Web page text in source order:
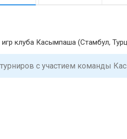
клуба Касымпаша (Стамбул,
с участием команды